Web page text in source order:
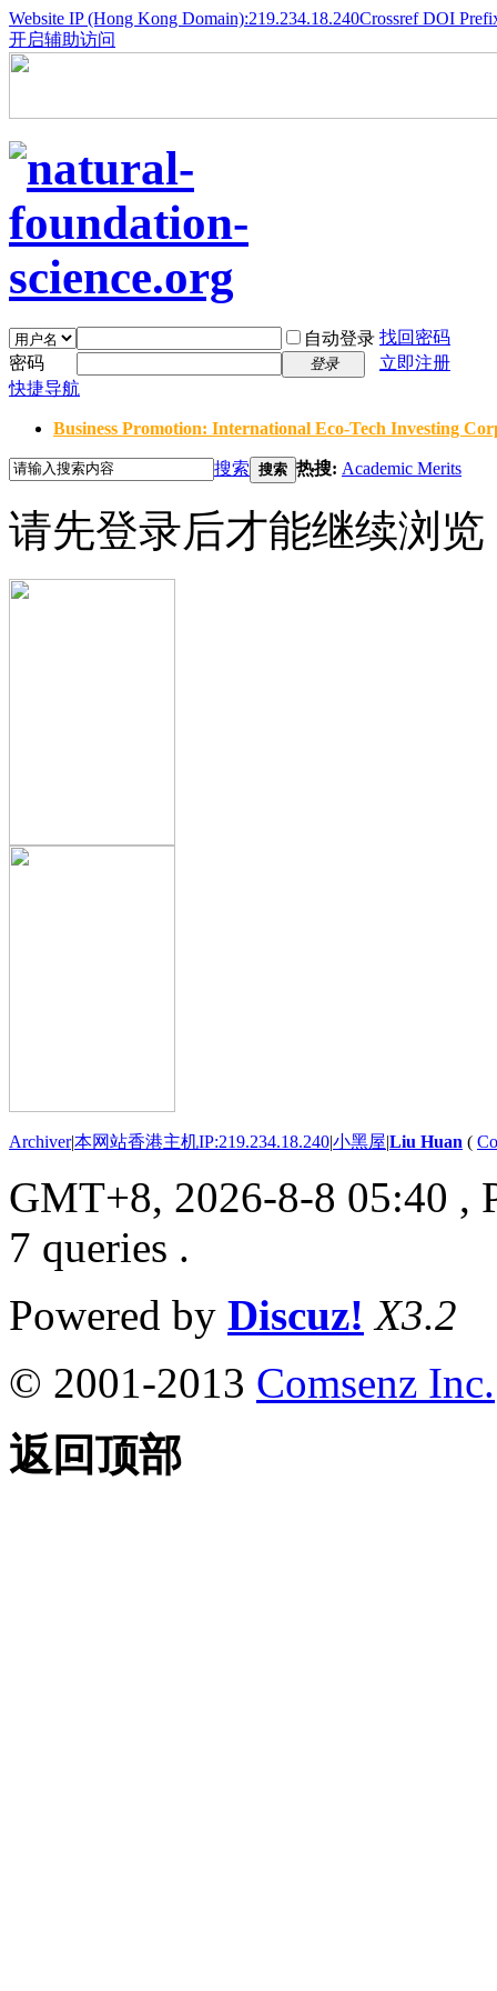
Website IP (Hong Kong Domain):219.234.18.240Crossref DOI
开启辅助访问
自动登录 找回密码
密码
登录
立即注册
快捷导航
Business Promotion: International Eco-Tech Investing
搜索 搜索 热搜: Academic Merits
请先登录后才能继续浏览
Archiver|本网站香港主机IP:219.234.18.240|小黑屋|Liu Huan (
GMT+8, 2026-8-8 05:40 ,
7 queries .
Powered by Discuz! X3.2
© 2001-2013 Comsenz Inc.
返回顶部